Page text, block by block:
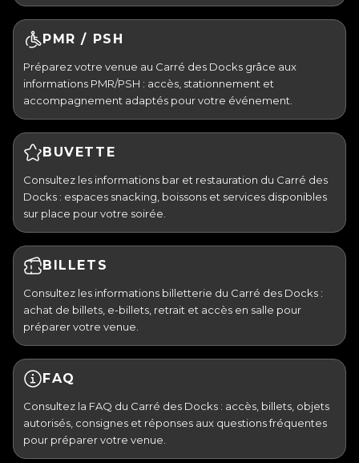
PMR / PSH
Préparez votre venue au Carré des Docks grâce aux
informations PMR/PSH : accès, stationnement et
accompagnement adaptés pour votre événement.
BUVETTE
Consultez les informations bar et restauration du Carré des
Docks : espaces snacking, boissons et services disponibles
sur place pour votre soirée.
BILLETS
Consultez les informations billetterie du Carré des Docks :
achat de billets, e-billets, retrait et accès en salle pour
préparer votre venue.
FAQ
Consultez la FAQ du Carré des Docks : accès, billets, objets
autorisés, consignes et réponses aux questions fréquentes
pour préparer votre venue.